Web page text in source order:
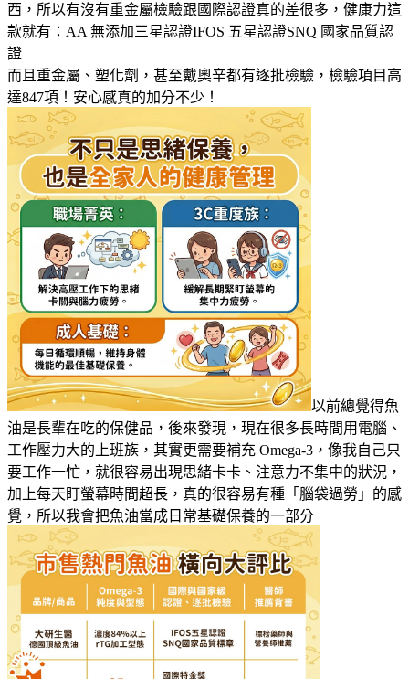
西，所以有沒有重金屬檢驗跟國際認證真的差很多，健康力這
款就有：AA 無添加三星認證IFOS 五星認證SNQ 國家品質認
證
而且重金屬、塑化劑，甚至戴奧辛都有逐批檢驗，檢驗項目高
達847項！安心感真的加分不少！
以前總覺得魚
油是長輩在吃的保健品，後來發現，現在很多長時間用電腦、
工作壓力大的上班族，其實更需要補充 Omega-3，像我自己只
要工作一忙，就很容易出現思緒卡卡、注意力不集中的狀況，
加上每天盯螢幕時間超長，真的很容易有種「腦袋過勞」的感
覺，所以我會把魚油當成日常基礎保養的一部分